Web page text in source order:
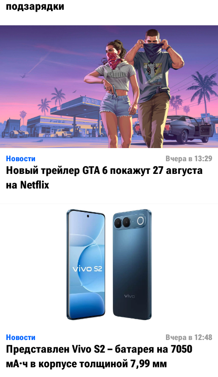
подзарядки
Новости Вчера в 13:29
Новый трейлер GTA 6 покажут 27 августа
на Netflix
Новости Вчера в 12:48
Представлен Vivo S2 – батарея на 7050
мА·ч в корпусе толщиной 7,99 мм